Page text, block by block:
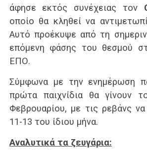
άφησε εκτός συνέχειας τον
οποίο θα κληθεί να
Αυτό προέκυψε από τη
επόμενη φάσης του θεσμού
ΕΠΟ.
Σύμφωνα με την ενημέρωση
πρώτα παιχνίδια θα γίνουν
Φεβρουαρίου, με τις ρεβάνς να
11-13 του ίδιου μήνα.
Αναλυτικά τα ζευγάρια: